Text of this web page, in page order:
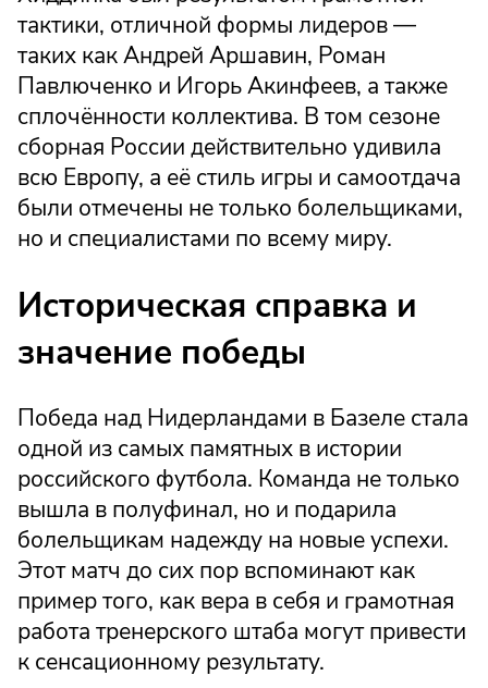
тактики, отличной формы лидеров —
таких как Андрей Аршавин, Роман
Павлюченко и Игорь Акинфеев, а также
сплочённости коллектива. В том сезоне
сборная России действительно удивила
всю Европу, а её стиль игры и самоотдача
были отмечены не только болельщиками,
но и специалистами по всему миру.
Историческая справка и
значение победы
Победа над Нидерландами в Базеле стала
одной из самых памятных в истории
российского футбола. Команда не только
вышла в полуфинал, но и подарила
болельщикам надежду на новые успехи.
Этот матч до сих пор вспоминают как
пример того, как вера в себя и грамотная
работа тренерского штаба могут привести
к сенсационному результату.